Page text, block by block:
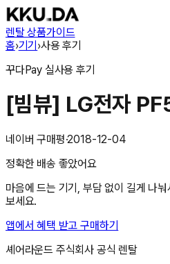
렌탈 상품가이드
홈›기기›사용 후기
꾸다Pay 실사용 후기
[빔뷰] LG전자
네이버 구매평·2018-12-04
정확한 배송 좋았어요
마음에 드는 기기, 부담 없이 길게 나
보세요.
앱에서 혜택 받고 구매하기
셰어라운드 주식회사 공식 렌탈